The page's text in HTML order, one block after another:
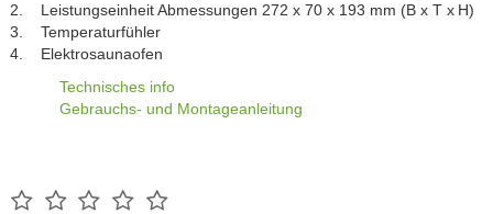
2. Leistungseinheit Abmessungen 272 x 70 x 193 mm (B x T x H)
3. Temperaturfühler
4. Elektrosaunaofen
Technisches info
Gebrauchs- und Montageanleitung